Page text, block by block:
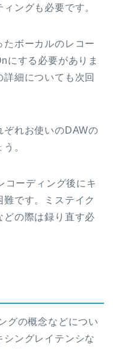
ングも必要です。
ボーカルのレコー
にする必要がありま
細についても次回
ぞれお使いのDAWの
。
コーディング後にキ
です。ミステイク
どの際は録り直す必
グの概念などについ
ングレイテンシな